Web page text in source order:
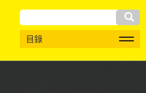
目錄
搜
尋